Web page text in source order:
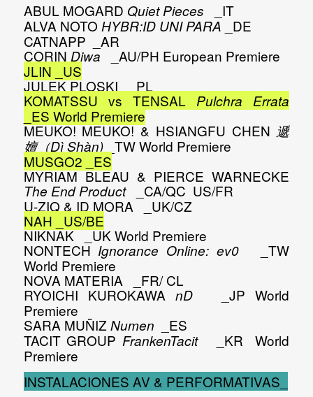
ABUL MOGARD Quiet Pieces _IT
ALVA NOTO HYBR:ID UNI PARA _DE
CATNAPP _AR
CORIN Diwa _AU/PH European Premiere
JLIN _US
JULEK PLOSKI _PL
KOMATSSU vs TENSAL Pulchra Errata
_ES World Premiere
MEUKO! MEUKO! & HSIANGFU CHEN 遞
嬗（Dì Shàn)_TWWorld Premiere
MUSGO2 _ES
MYRIAM BLEAU & PIERCE WARNECKE
The End Product_CA/QC US/FR
U-ZIQ & ID MORA _UK/CZ
NAH _US/BE
NIKNAK_UKWorld Premiere
NONTECH Ignorance Online: ev0_TW
World Premiere
NOVA MATERIA _FR/ CL
RYOICHI KUROKAWA nD_JPWorld
Premiere
SARA MUÑIZ Numen _ES
TACIT GROUP FrankenTacit_KRWorld
Premiere
INSTALACIONES AV & PERFORMATIVAS_